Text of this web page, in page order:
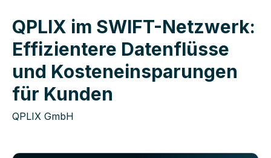
QPLIX im SWIFT-Netzwerk:
Effizientere Datenflüsse
und Kosteneinsparungen
für Kunden
QPLIX GmbH